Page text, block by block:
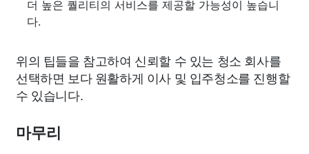
더 높은 퀄리티의 서비스를 제공할 가능성이 높습니
다.
위의 팁들을 참고하여 신뢰할 수 있는 청소 회사를
선택하면 보다 원활하게 이사 및 입주청소를 진행할
수 있습니다.
마무리